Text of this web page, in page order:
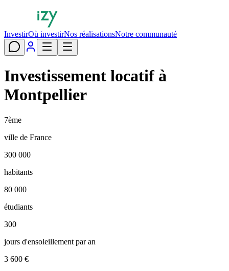
InvestirOù investirNos réalisationsNotre communauté
Investissement locatif à
Montpellier
7ème
ville de France
300 000
habitants
80 000
étudiants
300
jours d'ensoleillement par an
3 600 €